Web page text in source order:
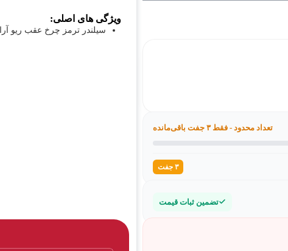
تعداد محدود - فقط ۳ جفت باقی‌مانده
۳ جفت
تضمین ثبات قیمت
ویژگی های اصلی:
سیلندر ترمز چرخ عقب ریو